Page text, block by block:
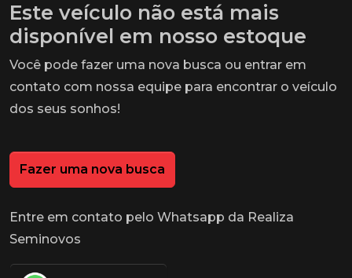
Este veículo não está mais
disponível em nosso estoque
Você pode fazer uma nova busca ou entrar em
contato com nossa equipe para encontrar o veículo
dos seus sonhos!
Fazer uma nova busca
Entre em contato pelo Whatsapp da Realiza
Seminovos